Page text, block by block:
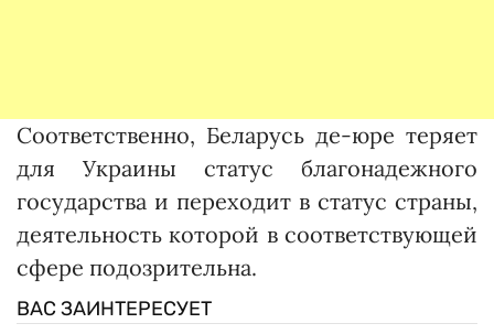
Соответственно, Беларусь де-юре теряет
для Украины статус благонадежного
государства и переходит в статус страны,
деятельность которой в соответствующей
сфере подозрительна.
ВАС ЗАИНТЕРЕСУЕТ